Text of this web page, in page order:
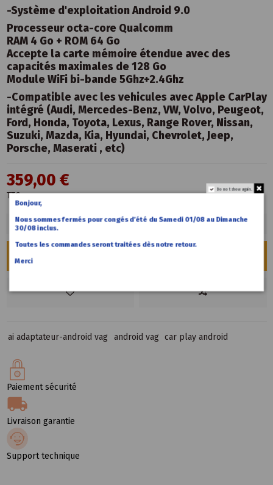
-Système d'exploitation Android 9.0
Processeur octa-core Qualcomm
RAM 4 Go + ROM 64 Go
Accepte la carte mémoire étendue avec des
capacités maximales de 128 Go
Module WiFi bi-bande 5Ghz+2.4Ghz
-Compatible avec les vehicules avec Apple CarPlay
intégré (Audi, Mercedes-Benz, VW, Volvo, Peugeot,
Ford, Honda, Toyota, Lexus, Range Rover, Nissan,
Suzuki, Mazda, Kia, Hyundai, Chevrolet, Jeep,
Porsche, Maserati , etc)
359,00 €
TTC
ai adaptateur-android vag android vag car play android
Paiement sécurité
Livraison garantie
Support technique
Do not show again.
Bonjour,
Nous sommes fermés pour congés d’été du Samedi 01/08 au Dimanche
30/08 inclus.
Toutes les commandes seront traitées dès notre retour.
Merci